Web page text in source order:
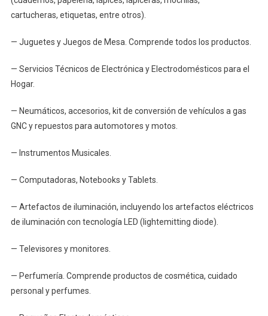
cartucheras, etiquetas, entre otros).
— Juguetes y Juegos de Mesa. Comprende todos los productos.
— Servicios Técnicos de Electrónica y Electrodomésticos para el
Hogar.
— Neumáticos, accesorios, kit de conversión de vehículos a gas
GNC y repuestos para automotores y motos.
— Instrumentos Musicales.
— Computadoras, Notebooks y Tablets.
— Artefactos de iluminación, incluyendo los artefactos eléctricos
de iluminación con tecnología LED (lightemitting diode).
— Televisores y monitores.
— Perfumería. Comprende productos de cosmética, cuidado
personal y perfumes.